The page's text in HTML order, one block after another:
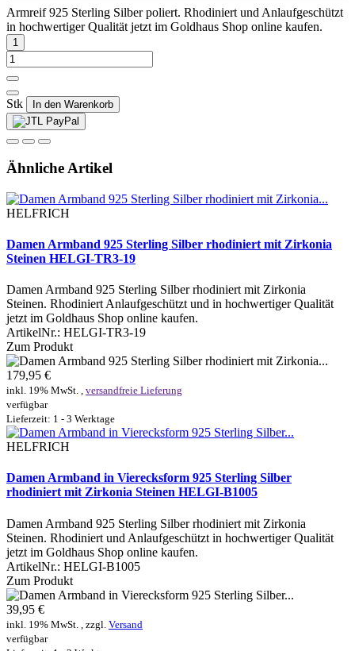
Armreif 925 Sterling Silber poliert. Rhodiniert und Anlaufgeschützt
in hochwertiger Qualität jetzt im Goldhaus Shop online kaufen.
Stk In den Warenkorb
Ähnliche Artikel
HELFRICH
Damen Armband 925 Sterling Silber rhodiniert mit Zirkonia
Steinen HELGI-TR3-19
Damen Armband 925 Sterling Silber rhodiniert mit Zirkonia
Steinen. Rhodiniert Anlaufgeschützt und in hochwertiger Qualität
jetzt im Goldhaus Shop online kaufen.
ArtikelNr.: HELGI-TR3-19
Zum Produkt
179,95 €
inkl. 19% MwSt. , versandfreie Lieferung
verfügbar
Lieferzeit: 1 - 3 Werktage
HELFRICH
Damen Armband in Vierecksform 925 Sterling Silber
rhodiniert mit Zirkonia Steinen HELGI-B1005
Damen Armband 925 Sterling Silber rhodiniert mit Zirkonia
Steinen. Rhodiniert und Anlaufgeschützt in hochwertiger Qualität
jetzt im Goldhaus Shop online kaufen.
ArtikelNr.: HELGI-B1005
Zum Produkt
39,95 €
inkl. 19% MwSt. , zzgl. Versand
verfügbar